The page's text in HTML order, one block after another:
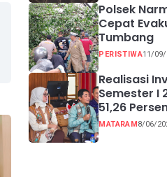
Polsek
Cepat
Tumbang
PERISTIWA11/09/
Realisasi
Semester I
51,26
Perkuat
MATARAM8/06/